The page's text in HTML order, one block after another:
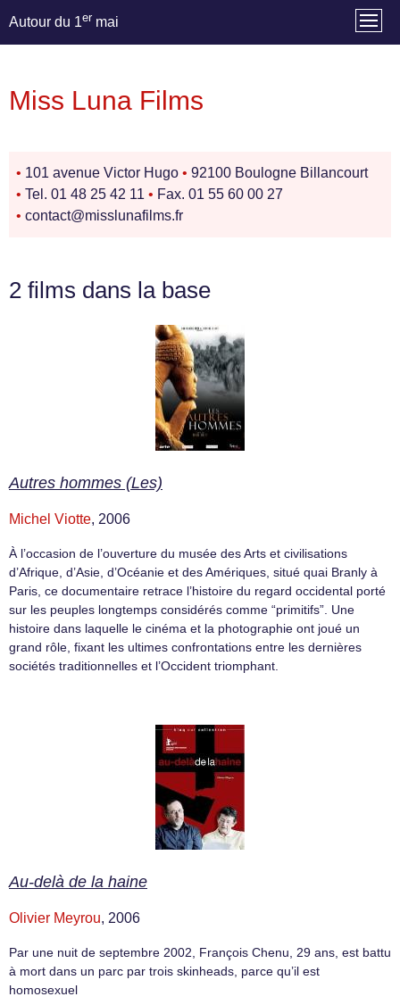
Autour du 1er mai
Miss Luna Films
• 101 avenue Victor Hugo • 92100 Boulogne Billancourt
• Tel. 01 48 25 42 11 • Fax. 01 55 60 00 27
• contact@misslunafilms.fr
2 films dans la base
Autres hommes (Les)
Michel Viotte, 2006
À l’occasion de l’ouverture du musée des Arts et civilisations
d’Afrique, d’Asie, d’Océanie et des Amériques, situé quai Branly à
Paris, ce documentaire retrace l’histoire du regard occidental porté
sur les peuples longtemps considérés comme “primitifs”. Une
histoire dans laquelle le cinéma et la photographie ont joué un
grand rôle, fixant les ultimes confrontations entre les dernières
sociétés traditionnelles et l’Occident triomphant.
Au-delà de la haine
Olivier Meyrou, 2006
Par une nuit de septembre 2002, François Chenu, 29 ans, est battu
à mort dans un parc par trois skinheads, parce qu’il est
homosexuel